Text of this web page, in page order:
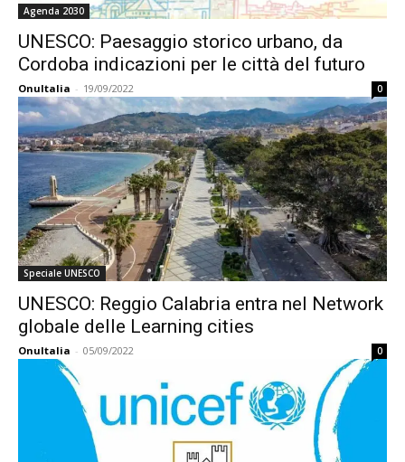
Agenda 2030
UNESCO: Paesaggio storico urbano, da
Cordoba indicazioni per le città del futuro
OnuItalia - 19/09/2022 0
Speciale UNESCO
UNESCO: Reggio Calabria entra nel Network
globale delle Learning cities
OnuItalia - 05/09/2022 0